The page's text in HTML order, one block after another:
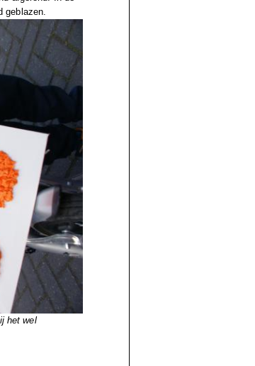
geblazen.
het wel